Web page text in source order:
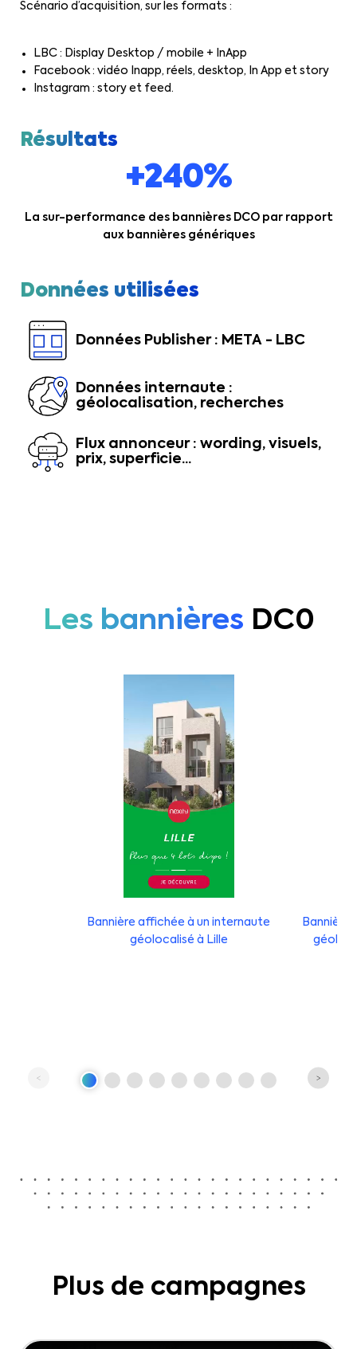
Scénario d’acquisition, sur les formats :
LBC : Display Desktop / mobile + InApp
Facebook : vidéo Inapp, réels, desktop, In App et story
Instagram : story et feed.
Résultats
+240%
La sur-performance des bannières DCO par rapport
aux bannières génériques
Données utilisées
Données Publisher : META - LBC
Données internaute :
géolocalisation, recherches
Flux annonceur : wording, visuels,
prix, superficie...
Les bannières DC0
Bannière affichée à un internaute
géolocalisé à Lille
Bannière
Plus de campagnes